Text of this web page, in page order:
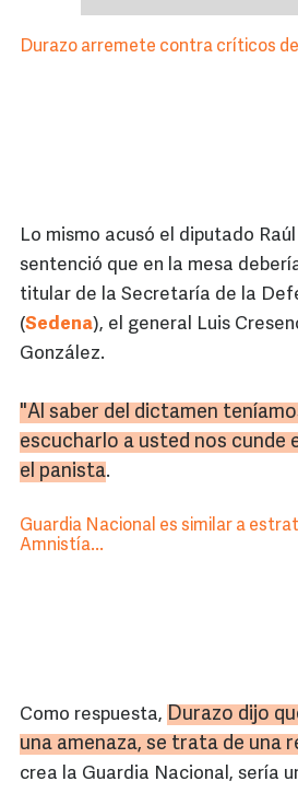
Durazo arremete contra críticos
Lo mismo acusó el diputado
sentenció que en la mesa
titular de la Secretaría de la
(Sedena), el general Luis
González.
"Al saber del dictamen
escucharlo a usted nos cunde
el panista.
Guardia Nacional es similar a
Amnistía...
Como respuesta, Durazo dijo
una amenaza, se trata de una
crea la Guardia Nacional, sería